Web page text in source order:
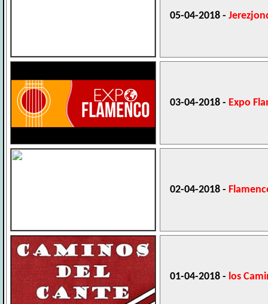
05-04-2018 -
03-04-2018 - Expo
02-04-2018 -
01-04-2018 - los